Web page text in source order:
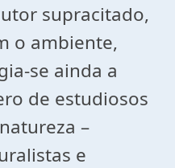
supracitado,
o ambiente,
se ainda a
de estudiosos
–
e